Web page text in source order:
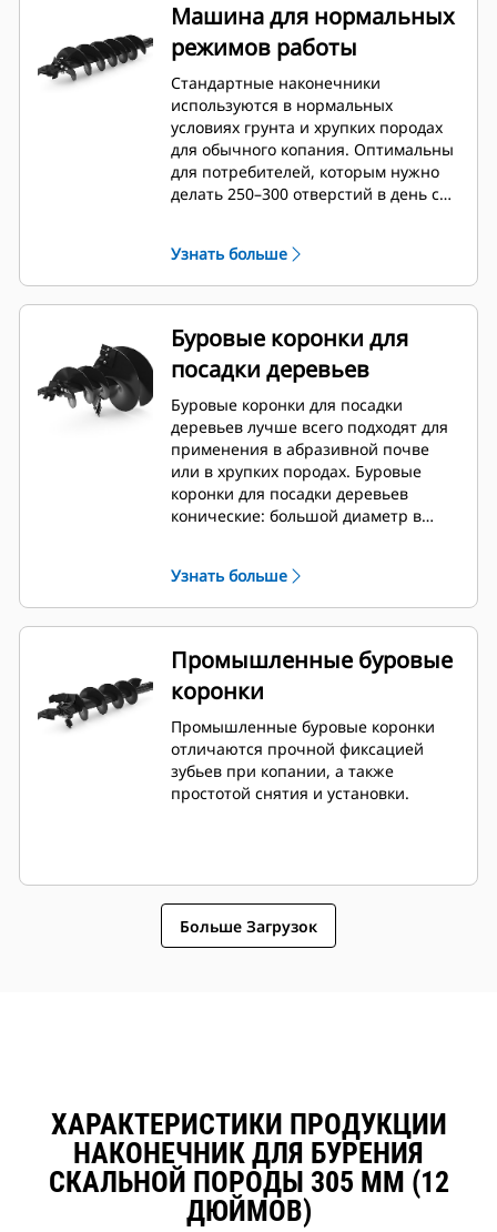
Машина для нормальных
режимов работы
Стандартные наконечники
используются в нормальных
условиях грунта и хрупких породах
для обычного копания. Оптимальны
для потребителей, которым нужно
делать 250–300 отверстий в день с
Узнать больше
Буровые коронки для
посадки деревьев
Буровые коронки для посадки
деревьев лучше всего подходят для
применения в абразивной почве
или в хрупких породах. Буровые
коронки для посадки деревьев
конические: большой диаметр в
основании — для мульчи или
удобрений.
Узнать больше
Промышленные буровые
коронки
Промышленные буровые коронки
отличаются прочной фиксацией
зубьев при копании, а также
простотой снятия и установки.
Больше Загрузок
ХАРАКТЕРИСТИКИ ПРОДУКЦИИ
НАКОНЕЧНИК ДЛЯ БУРЕНИЯ
СКАЛЬНОЙ ПОРОДЫ 305 ММ (12
ДЮЙМОВ)